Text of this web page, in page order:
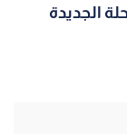
الجديدة